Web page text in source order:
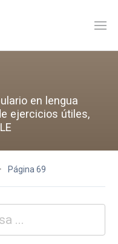
en lengua
ejercicios útiles,
Página 69